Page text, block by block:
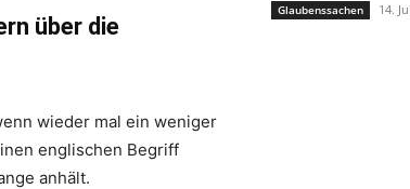
über die
wieder mal ein weniger
englischen Begriff
anhält.
Glaubenssachen 14.